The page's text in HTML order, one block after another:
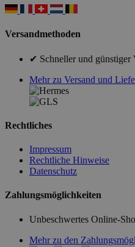
Versandmethoden
✔ Schneller und günstiger
Mehr zu Versand und
Rechtliches
Impressum
Rechtliche Hinweise
Datenschutz
Zahlungsmöglichkeiten
Unbeschwertes Online-
Mehr zu den